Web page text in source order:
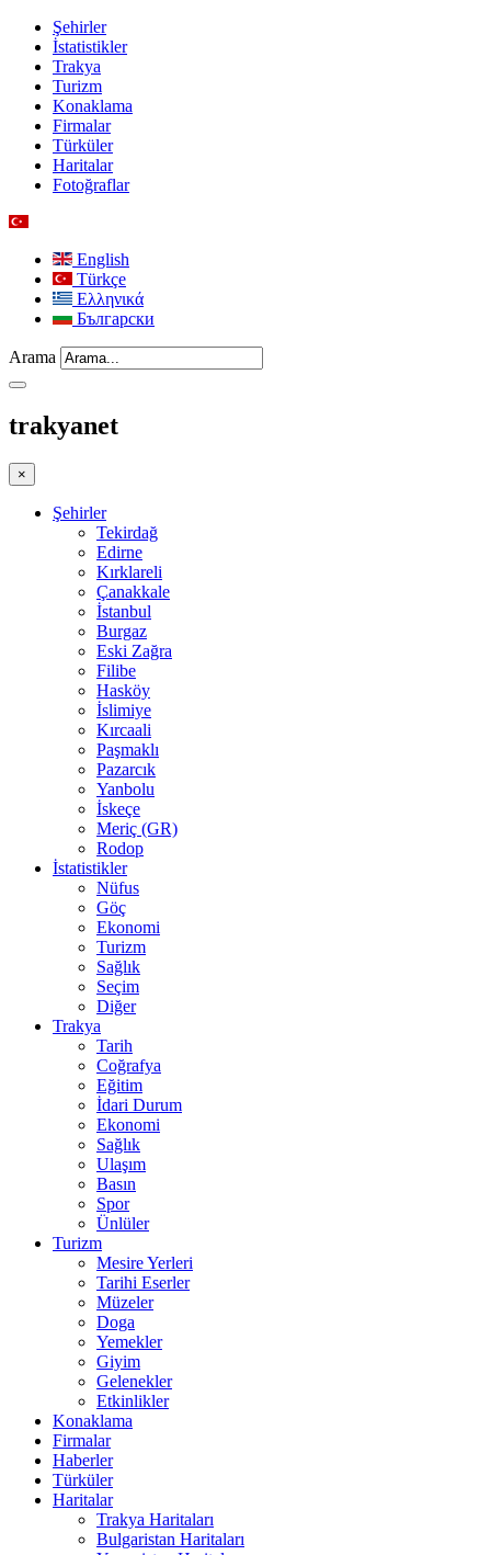
Şehirler
İstatistikler
Trakya
Turizm
Konaklama
Firmalar
Türküler
Haritalar
Fotoğraflar
English
Türkçe
Ελληνικά
Български
Arama
trakyanet
×
Şehirler
Tekirdağ
Edirne
Kırklareli
Çanakkale
İstanbul
Burgaz
Eski Zağra
Filibe
Hasköy
İslimiye
Kırcaali
Paşmaklı
Pazarcık
Yanbolu
İskeçe
Meriç (GR)
Rodop
İstatistikler
Nüfus
Göç
Ekonomi
Turizm
Sağlık
Seçim
Diğer
Trakya
Tarih
Coğrafya
Eğitim
İdari Durum
Ekonomi
Sağlık
Ulaşım
Basın
Spor
Ünlüler
Turizm
Mesire Yerleri
Tarihi Eserler
Müzeler
Doga
Yemekler
Giyim
Gelenekler
Etkinlikler
Konaklama
Firmalar
Haberler
Türküler
Haritalar
Trakya Haritaları
Bulgaristan Haritaları